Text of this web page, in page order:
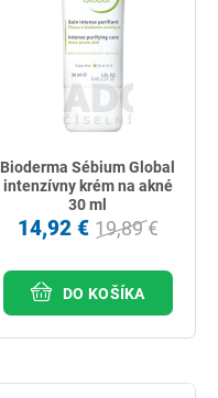
Bioderma Sébium Global
intenzívny krém na akné
30 ml
14,92 € 19,89 €
DO KOŠÍKA